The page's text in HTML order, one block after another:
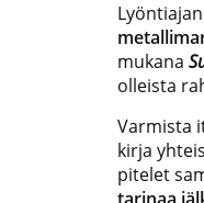
mukana
olleista
Varmista
kirja
pitelet